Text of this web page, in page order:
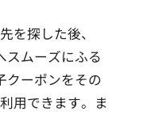
を探した後、
スムーズにふる
クーポンをその
用できます。ま